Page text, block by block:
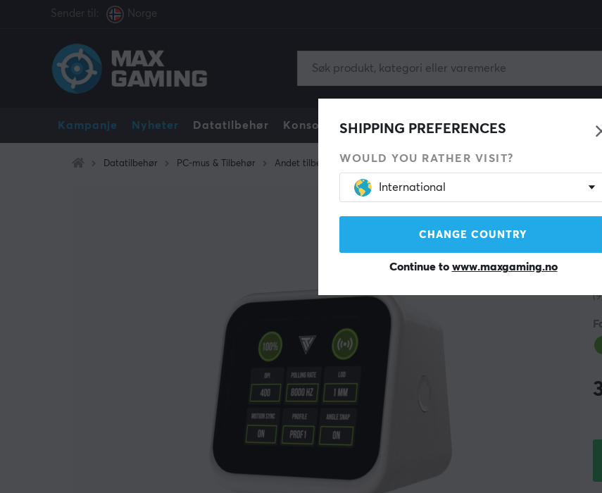
Sender til: Norge
Kampanje Nyheter Datatilbehør Konsoll Gamingstol Mobiltilbehør
SHIPPING PREFERENCES
WOULD YOU RATHER VISIT?
International
CHANGE COUNTRY
Continue to www.maxgaming.no
Datatilbehør PC-mus & Tilbehør Andet tilbehør